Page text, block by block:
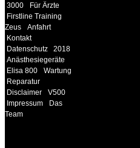
3000
Für Ärzte
Firstline Training
Zeus
Anfahrt
Kontakt
Datenschutz
2018
Anästhesiegeräte
Elisa 800
Wartung
Reparatur
Disclaimer
V500
Impressum
Das
Team